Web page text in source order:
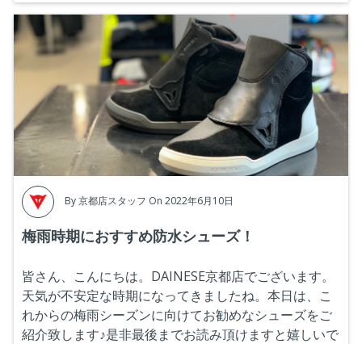
By京都店スタッフ On 2022年6月10日
梅雨時期におすすめ防水シューズ！
皆さん、こんにちは。DAINESE京都店でございます。
天気が不安定な時期になってきましたね。本日は、こ
れからの梅雨シーズンに向けてお勧めなシューズをご
紹介致します♪是非最後までお読み頂けますと嬉しいで